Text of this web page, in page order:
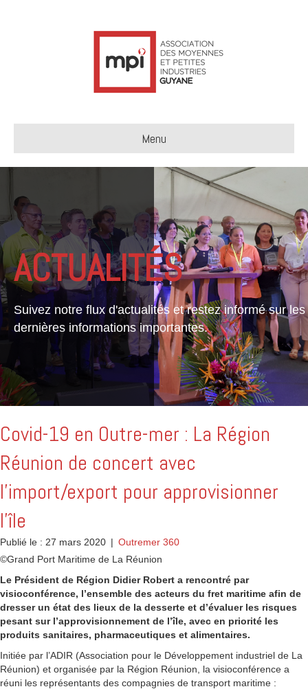
Menu
ACTUALITÉS
Suivez notre flux d'actualités et restez informé sur les
dernières informations importantes.
Covid-19 en Outre-mer : La Région
Réunion de concert avec
l’import/export pour approvisionner
l’île
Publié le : 27 mars 2020 | Outremer 360
©Grand Port Maritime de La Réunion
Le Président de Région Didier Robert a rencontré par
visioconférence, l’ensemble des acteurs du fret maritime afin de
dresser un état des lieux de la desserte et d’évaluer les risques
pesant sur l’approvisionnement de l’île, avec en priorité les
produits sanitaires, pharmaceutiques et alimentaires.
Initiée par l’ADIR (Association pour le Développement industriel de La
Réunion) et organisée par la Région Réunion, la visioconférence a
réuni les représentants des compagnies de transport maritime :